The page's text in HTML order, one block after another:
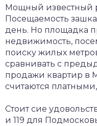
Мощный известный
Посещаемость
день. Но площадка
недвижимость,
поиску жилых
сравнивать с
продажи квартир в
считаются
Стоит сие
и 119 для